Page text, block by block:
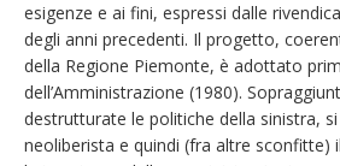
esigenze e ai fini, espressi dalle
degli anni precedenti. Il progetto,
della Regione Piemonte, è adottato
dell’Amministrazione (1980).
destrutturate le politiche della sinistra,
neoliberista e quindi (fra altre sconfitte)